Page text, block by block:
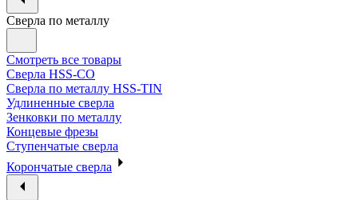
Сверла по металлу
Смотреть все товары
Сверла HSS-CO
Сверла по металлу HSS-TIN
Удлиненные сверла
Зенковки по металлу
Концевые фрезы
Ступенчатые сверла
Корончатые сверла